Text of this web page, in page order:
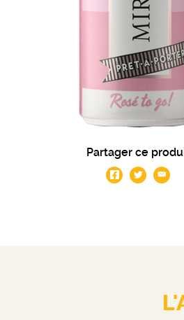
Partager ce